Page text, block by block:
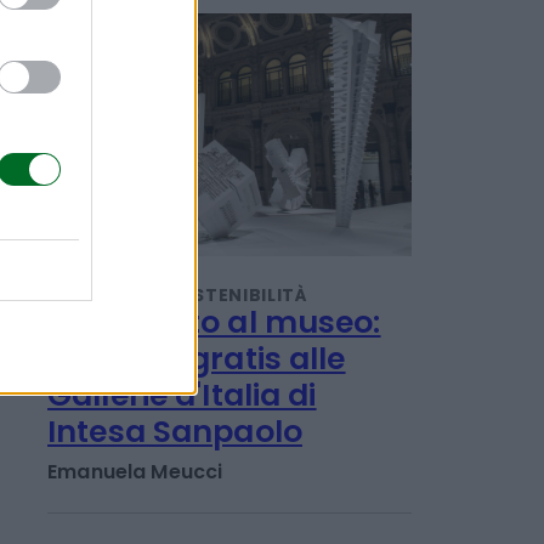
POTREBBERO INTERESSARTI
TENDENZE E SOSTENIBILITÀ
Ferragosto al museo:
ingresso gratis alle